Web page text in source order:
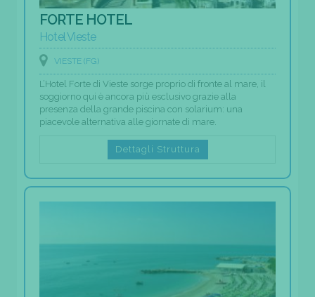
FORTE HOTEL
Hotel Vieste
VIESTE (FG)
L’Hotel Forte di Vieste sorge proprio di fronte al mare, il
soggiorno qui è ancora più esclusivo grazie alla
presenza della grande piscina con solarium: una
piacevole alternativa alle giornate di mare.
Dettagli Struttura